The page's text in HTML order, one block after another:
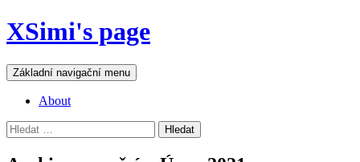
Přejít
k
webu
XSimi's page
Hledat
Základní navigační menu
About
Vyhledávání